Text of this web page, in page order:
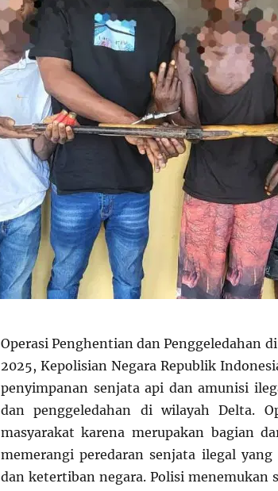
Operasi Penghentian dan Penggeledahan
2025, Kepolisian Negara Republik
penyimpanan senjata api dan amunisi
dan penggeledahan di wilayah Delta.
masyarakat karena merupakan bagian
memerangi peredaran senjata ilegal
dan ketertiban negara. Polisi menemukan